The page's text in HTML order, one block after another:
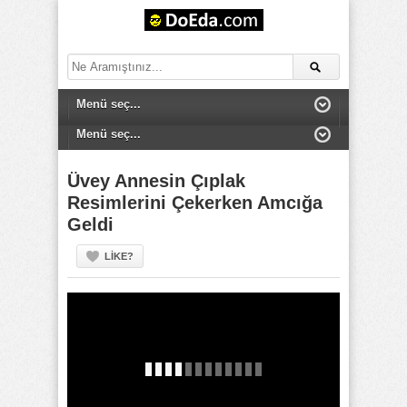
Üvey Annesin Çıplak
Resimlerini Çekerken Amcığa
Geldi
LIKE?